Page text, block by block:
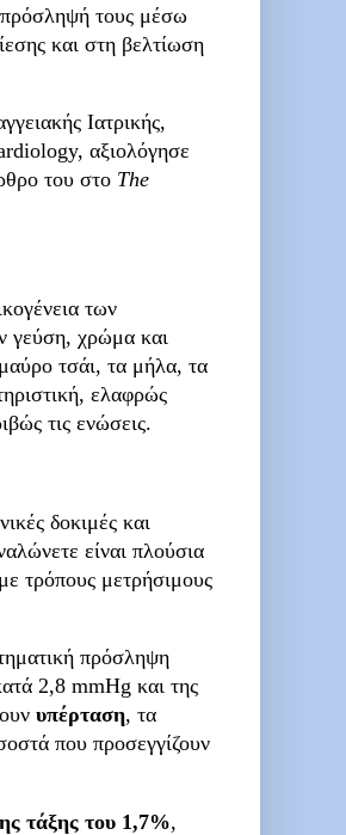
πρόσληψή τους μέσω
και στη βελτίωση
Ιατρικής,
αξιολόγησε
του στο The
των
γεύση, χρώμα και
τσάι, τα μήλα, τα
ελαφρώς
τις ενώσεις.
δοκιμές και
είναι πλούσια
τρόπους μετρήσιμους
πρόσληψη
2,8 mmHg και της
υπέρταση, τα
που προσεγγίζουν
τάξης του 1,7%,